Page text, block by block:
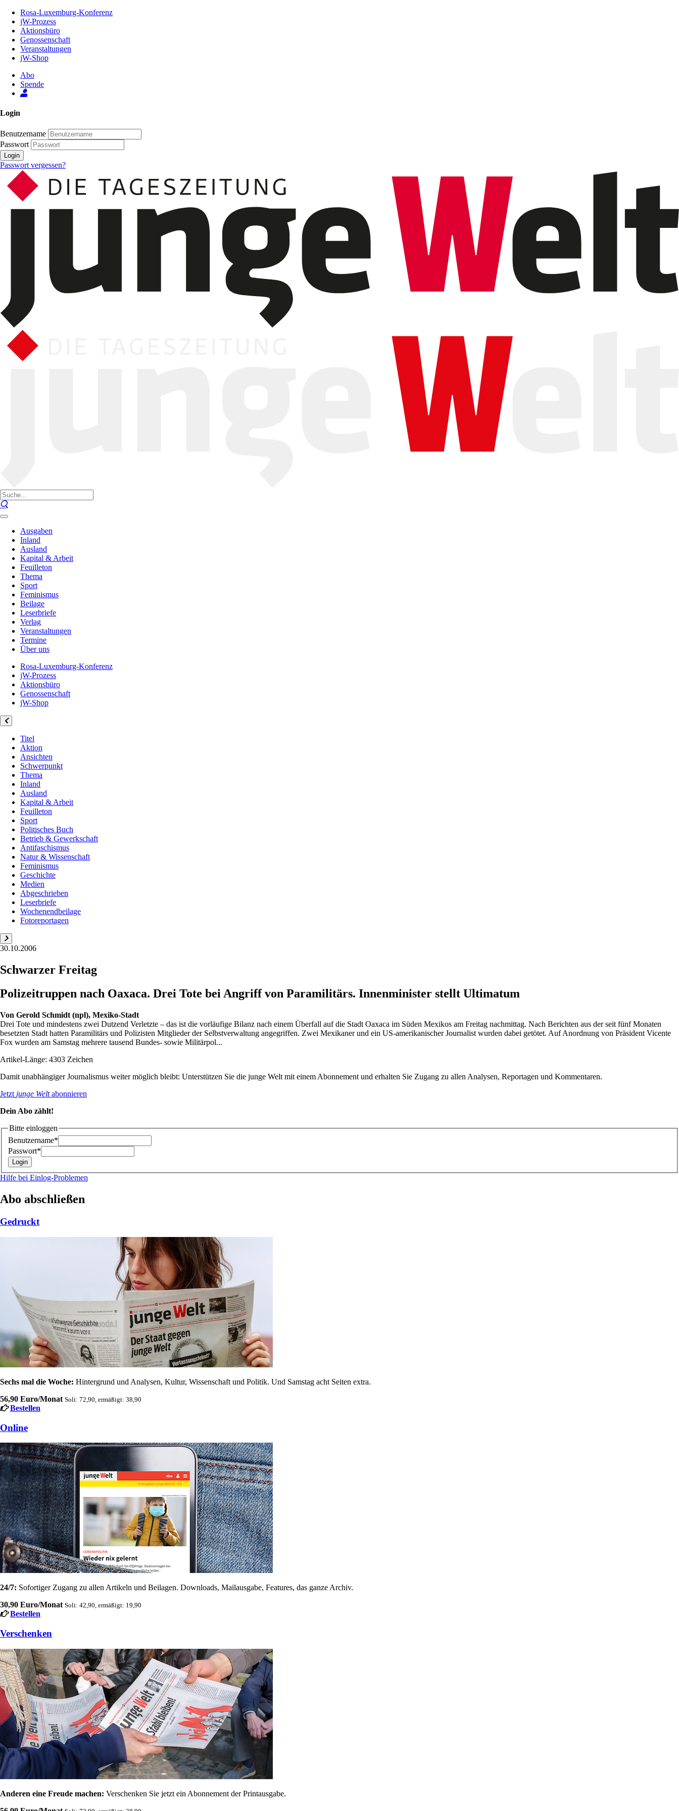
Inhalt
Seite
Rosa-Luxemburg-Konferenz
jW-Prozess
Aktionsbüro
Genossenschaft
Veranstaltungen
jW-Shop
Abo
Spende
Login
Benutzername
Passwort
Login
Passwort vergessen?
Ausgaben
Inland
Ausland
Kapital & Arbeit
Feuilleton
Thema
Sport
Feminismus
Beilage
Leserbriefe
Verlag
Veranstaltungen
Termine
Über uns
Rosa-Luxemburg-Konferenz
jW-Prozess
Aktionsbüro
Genossenschaft
jW-Shop
Titel
Aktion
Ansichten
Schwerpunkt
Thema
Inland
Ausland
Kapital & Arbeit
Feuilleton
Sport
Politisches Buch
Betrieb & Gewerkschaft
Antifaschismus
Natur & Wissenschaft
Feminismus
Geschichte
Medien
Abgeschrieben
Leserbriefe
Wochenendbeilage
Fotoreportagen
30.10.2006
Schwarzer Freitag
Polizeitruppen nach Oaxaca. Drei Tote bei Angriff von Paramilitärs. Innenminister stellt Ultimatum
Von Gerold Schmidt (npl), Mexiko-Stadt
Drei Tote und mindestens zwei Dutzend Verletzte – das ist die vorläufige Bilanz nach einem Überfall auf die Stadt Oaxaca im Süden Mexikos am Freitag nachmittag. Nach Berichten aus der seit fünf Monaten
besetzten Stadt hatten Paramilitärs und Polizisten Mitglieder der Selbstverwaltung angegriffen. Zwei Mexikaner und ein US-amerikanischer Journalist wurden dabei getötet. Auf Anordnung von Präsident Vicente
Fox wurden am Samstag mehrere tausend Bundes- sowie Militärpol...
Artikel-Länge: 4303 Zeichen
Damit unabhängiger Journalismus weiter möglich bleibt: Unterstützen Sie die junge Welt mit einem Abonnement und erhalten Sie Zugang zu allen Analysen, Reportagen und Kommentaren.
Jetzt junge Weltabonnieren
Dein Abo zählt!
Bitte einloggen
Benutzername*
Passwort*
Hilfe bei Einlog-Problemen
Abo abschließen
Gedruckt
Sechs mal die Woche: Hintergrund und Analysen, Kultur, Wissenschaft und Politik. Und Samstag acht Seiten extra.
56,90 Euro/Monat Soli: 72,90, ermäßigt: 38,90
Bestellen
Online
24/7: Sofortiger Zugang zu allen Artikeln und Beilagen. Downloads, Mailausgabe, Features, das ganze Archiv.
30,90 Euro/Monat Soli: 42,90, ermäßigt: 19,90
Bestellen
Verschenken
Anderen eine Freude machen: Verschenken Sie jetzt ein Abonnement der Printausgabe.